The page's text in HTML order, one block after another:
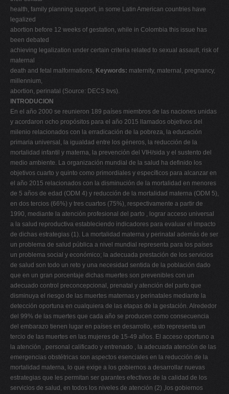
health, family planning support, in some Latin American countries have
legalized
abortion before 12 weeks of gestation, while in Colombia this issue has
been debated
achieving legalization under certain criteria related to sexual assault, risk of
maternal
death and fetal malformations, Keywords: maternity, maternal, pregnancy,
millennium,
abortion, perinatal (Source: DECS bvs).
INTRODUCION
En el año 2000 se reunieron 189 países miembros de las naciones unidas
y acordaron ocho propósitos para el año 2015 llamados objetivos del
milenio relacionados con la erradicación de la pobreza, la educación
primaria universal, la igualdad entre los géneros, la reducción de la
mortalidad infantil y materna, la prevención del VIH/sida y el sustento del
medio ambiente. La organización mundial de la salud ha definido los
objetivos cuarto y quinto como primordiales y específicos para alcanzar en
el año 2015 relacionados con la disminución de la mortalidad en menores
de 5 años de edad (ODM 4) y reducción de la mortalidad materna (ODM 5),
en dos tercios (66%) y tres cuartos (75%), respectivamente a partir de
1990, mediante la atención profesional del parto , lograr acceso universal
a la salud reproductiva estableciendo indicadores para evaluar el impacto
de dichas estrategias (1). La mortalidad materna y perinatal además de ser
un problema de salud pública a nivel mundial representa para los países
un problema social y económico; la adecuada prestación de los servicios
de salud son todo un reto y una necesidad sentida de la población dado
que en un gran porcentaje dichas muertes son prevenibles con un
adecuado control preconcepcional, prenatal y atención del parto que
disminuya el riesgo de las muertes maternas y perinatales mediante la
detección oportuna en cualquiera de las etapas de la gestación. Alrededor
del 99% de las muertes que cada año se producen como consecuencia
del embarazo tienen lugar en países en desarrollo, esto representa un
tercio de las muertes en las mujeres de 15-49 años. El acceso oportuno a
la atención , personal calificado y entrenado , la adecuada atención de las
emergencias obstétricas son aspectos esenciales en la reducción de la
mortalidad materna, lo que exige a los gobiernos a desarrollar nuevas
estrategias que les permitan ser garantes efectivos de la calidad de los
servicios de salud, en todos los niveles de atención (2) ,los gobiernos